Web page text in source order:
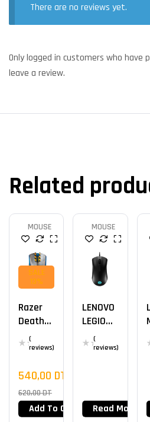
There are no reviews yet.
Only logged in customers who have
leave a review.
Related
MOUSE
SALE
13%
Razer
DeathA
Dder V3
Pro
Edition
(
reviews)
540,00 DT
620,00DT
Add To Cart
MOUSE
LENOVO
LEGION
M300
RGB
(
reviews)
Read More